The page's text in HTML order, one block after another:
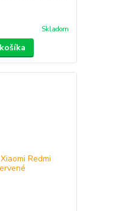
Skladom